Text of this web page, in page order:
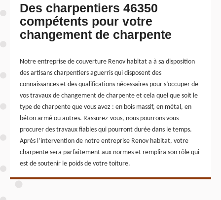
Des charpentiers 46350
compétents pour votre
changement de charpente
Notre entreprise de couverture Renov habitat a à sa disposition
des artisans charpentiers aguerris qui disposent des
connaissances et des qualifications nécessaires pour s’occuper de
vos travaux de changement de charpente et cela quel que soit le
type de charpente que vous avez : en bois massif, en métal, en
béton armé ou autres. Rassurez-vous, nous pourrons vous
procurer des travaux fiables qui pourront durée dans le temps.
Après l’intervention de notre entreprise Renov habitat, votre
charpente sera parfaitement aux normes et remplira son rôle qui
est de soutenir le poids de votre toiture.